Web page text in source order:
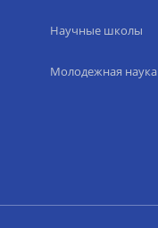
Научные школы
Молодежная наука